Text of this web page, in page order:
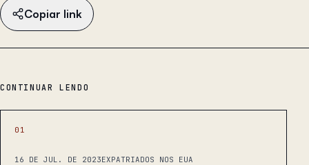
Copiar link
CONTINUAR LENDO
01
16 DE JUL. DE 2023EXPATRIADOS NOS EUA